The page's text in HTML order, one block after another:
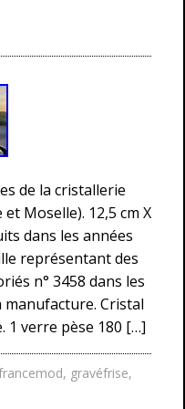
de la cristallerie
Moselle). 12,5 cm X
dans les années
représentant des
n° 3458 dans les
Cristal
1 verre pèse 180 […]
, gravéfrise,